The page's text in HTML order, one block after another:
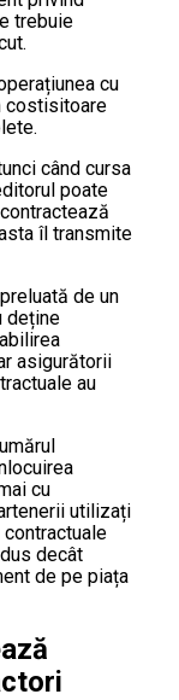
trebuie
cu
costisitoare
când cursa
poate
îl transmite
de un
deține
asigurătorii
au
cu
utilizați
decât
de pe piața